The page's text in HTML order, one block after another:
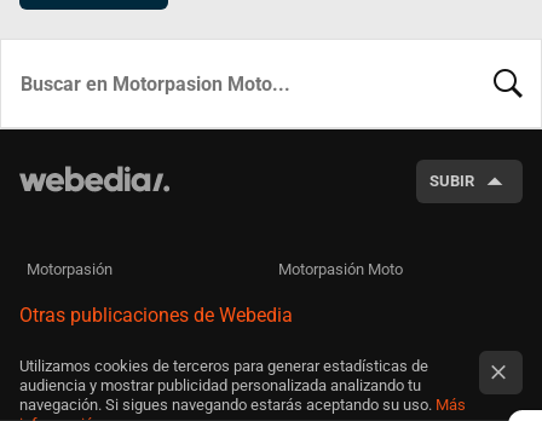
SUBIR
Motorpasión Motorpasión Moto
Otras publicaciones de Webedia
Utilizamos cookies de terceros para generar estadísticas de
audiencia y mostrar publicidad personalizada analizando tu
navegación. Si sigues navegando estarás aceptando su uso. Más